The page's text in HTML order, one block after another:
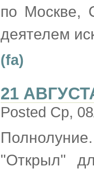
по Москве,
деятелем
(fa)
21
Posted Ср,
"Открыл"